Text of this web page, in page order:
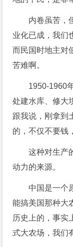
内卷虽苦，
业化已成，我们
而民国时地主对
苦难啊。
1950-1960
处建水库、修大
跟我说，刚拿到
的，不仅不要钱
这种对生产
动力的来源。
中国是一个
能搞美国那种大
历史上的，事实
式大农场，我们